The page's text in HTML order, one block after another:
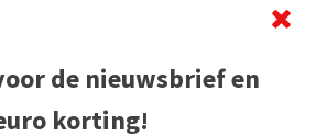
de nieuwsbrief en
korting!